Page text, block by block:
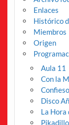
Enlaces
Histórico
Miembros
Origen
Aula 11
Con la
Disco
La Hora
Pikadillo